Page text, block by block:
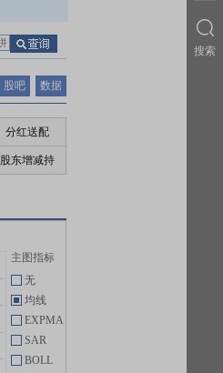
股吧 数据
分红送配
股东增减持
主图指标
无
均线
EXPMA
SAR
BOLL
搜索